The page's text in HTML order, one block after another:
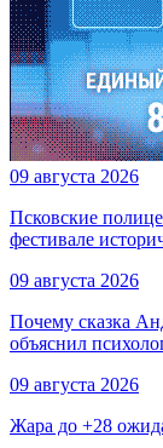
09 августа 2026
Псковские
фестивале
09 августа 2026
Почему сказка
объяснил
09 августа 2026
Жара до +28